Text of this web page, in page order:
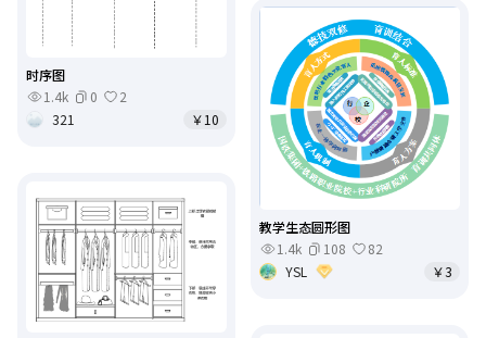
时序图
1.4k
0
2
321
￥10
教学生态圆形图
1.4k
108
82
YSL
￥3